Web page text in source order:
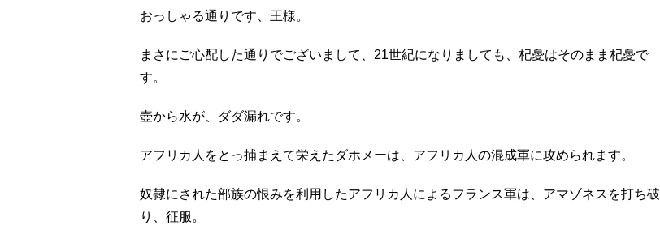
おっしゃる通りです、王様。
まさにご心配した通りでございまして、21世紀になりましても、杞憂はそのまま杞憂で
す。
壺から水が、ダダ漏れです。
アフリカ人をとっ捕まえて栄えたダホメーは、アフリカ人の混成軍に攻められます。
奴隷にされた部族の恨みを利用したアフリカ人によるフランス軍は、アマゾネスを打ち破
り、征服。